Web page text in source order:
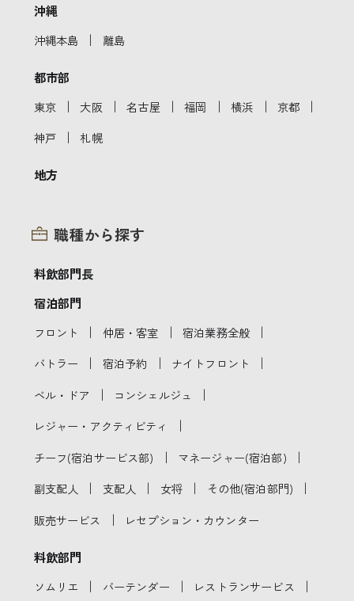
沖縄
沖縄本島 ｜ 離島
都市部
東京 ｜ 大阪 ｜ 名古屋 ｜ 福岡 ｜ 横浜 ｜ 京都 ｜
神戸 ｜ 札幌
地方
職種から探す
料飲部門長
宿泊部門
フロント ｜ 仲居・客室 ｜ 宿泊業務全般 ｜
バトラー ｜ 宿泊予約 ｜ ナイトフロント ｜
ベル・ドア ｜ コンシェルジュ ｜
レジャー・アクティビティ ｜
チーフ(宿泊サービス部) ｜ マネージャー(宿泊部) ｜
副支配人 ｜ 支配人 ｜ 女将 ｜ その他(宿泊部門) ｜
販売サービス ｜ レセプション・カウンター
料飲部門
ソムリエ ｜ バーテンダー ｜ レストランサービス ｜